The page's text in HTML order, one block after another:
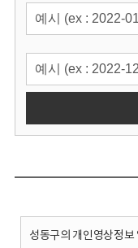
성동구의 개인영상정